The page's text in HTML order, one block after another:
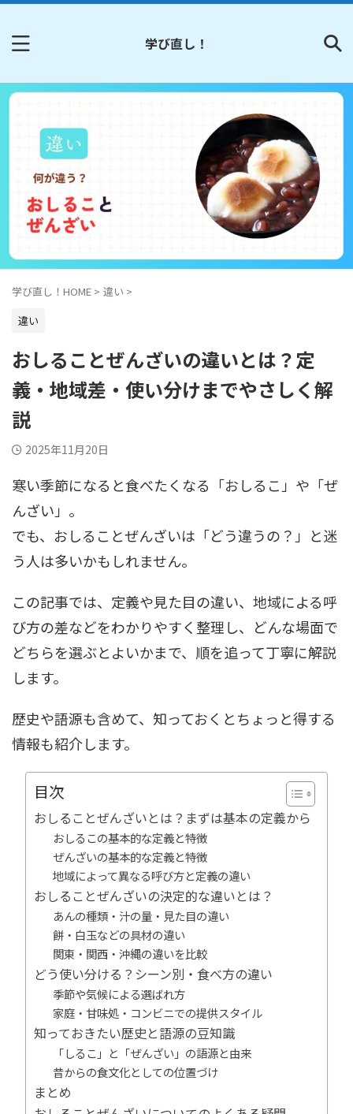
学び直し！
学び直し！HOME > 違い >
違い
おしることぜんざいの違いとは？定
義・地域差・使い分けまでやさしく解
説
2025年11月20日
寒い季節になると食べたくなる「おしるこ」や「ぜ
んざい」。
でも、おしることぜんざいは「どう違うの？」と迷
う人は多いかもしれません。
この記事では、定義や見た目の違い、地域による呼
び方の差などをわかりやすく整理し、どんな場面で
どちらを選ぶとよいかまで、順を追って丁寧に解説
します。
歴史や語源も含めて、知っておくとちょっと得する
情報も紹介します。
目次
おしることぜんざいとは？まずは基本の定義から
おしるこの基本的な定義と特徴
ぜんざいの基本的な定義と特徴
地域によって異なる呼び方と定義の違い
おしることぜんざいの決定的な違いとは？
あんの種類・汁の量・見た目の違い
餅・白玉などの具材の違い
関東・関西・沖縄の違いを比較
どう使い分ける？シーン別・食べ方の違い
季節や気候による選ばれ方
家庭・甘味処・コンビニでの提供スタイル
知っておきたい歴史と語源の豆知識
「しるこ」と「ぜんざい」の語源と由来
昔からの食文化としての位置づけ
まとめ